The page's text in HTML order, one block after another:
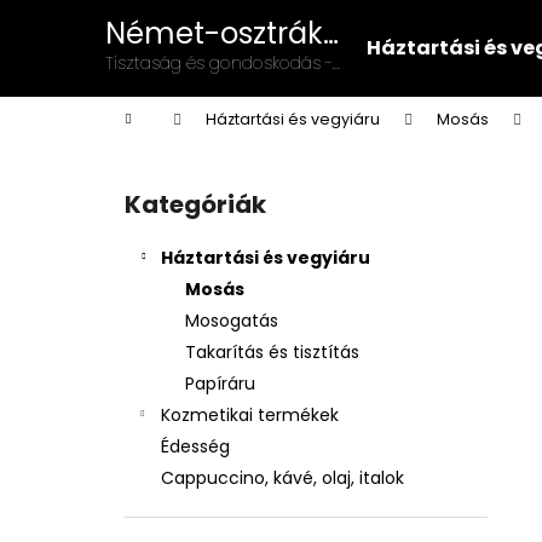
Német-osztrák
vegyiáru és
illatszer
Tisztaság és gondoskodás -
német-osztrák minőség a
mindennapokban!
Háztartási és
KezdőlapHáztartási és vegyiáru Mosás
Kategóriák
átugrása
Kategóriák
Háztartási és vegyiáru
Mosás
Mosogatás
Takarítás és tisztítás
Papíráru
Kozmetikai termékek
Édesség
Cappuccino, kávé, olaj, italok
á
Vissza
a boltba
Vissza
a boltba